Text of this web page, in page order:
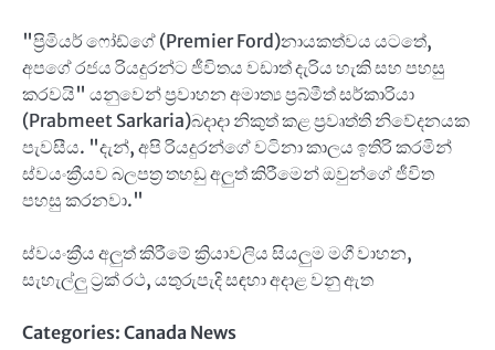
"ප්‍රිමියර් ෆෝඩ්ගේ (Premier Ford)නායකත්වය යටතේ,
අපගේ රජය රියදුරන්ට ජීවිතය වඩාත් දැරිය හැකි සහ පහසු
කරවයි" යනුවෙන් ප්‍රවාහන අමාත්‍ය ප්‍රබ්මීත් සර්කාරියා
(Prabmeet Sarkaria)බදාදා නිකුත් කළ ප්‍රවෘත්ති නිවේදනයක
පැවසීය. "දැන්, අපි රියදුරන්ගේ වටිනා කාලය ඉතිරි කරමින්
ස්වයංක්‍රීයව බලපත්‍ර තහඩු අලුත් කිරීමෙන් ඔවුන්ගේ ජීවිත
පහසු කරනවා."
ස්වයංක්‍රීය අලුත් කිරීමේ ක්‍රියාවලිය සියලුම මගී වාහන,
සැහැල්ලු ට්‍රක් රථ, යතුරුපැදි සඳහා අදාළ වනු ඇත
Categories: Canada News